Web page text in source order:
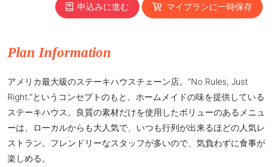
申込みに進む マイプランに一時保存
Plan Information
アメリカ最大級のステーキハウスチェーン店。“No Rules, Just
Right.”というコンセプトのもと、ホームメイドの味を提供している
ステーキハウス。良質の素材だけを使用したボリューのあるメニュ
ーは、ローカルからも大人気で、いつも行列が出来るほどの人気レ
ストラン。フレンドリーなスタッフが多いので、気負わずに食事が
楽しめる。